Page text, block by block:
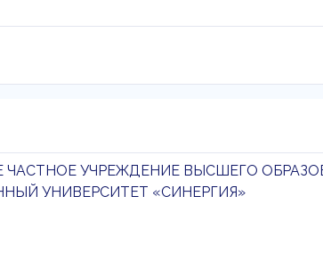
УЧРЕЖДЕНИЕ ВЫСШЕГО
УНИВЕРСИТЕТ «СИНЕРГИЯ»